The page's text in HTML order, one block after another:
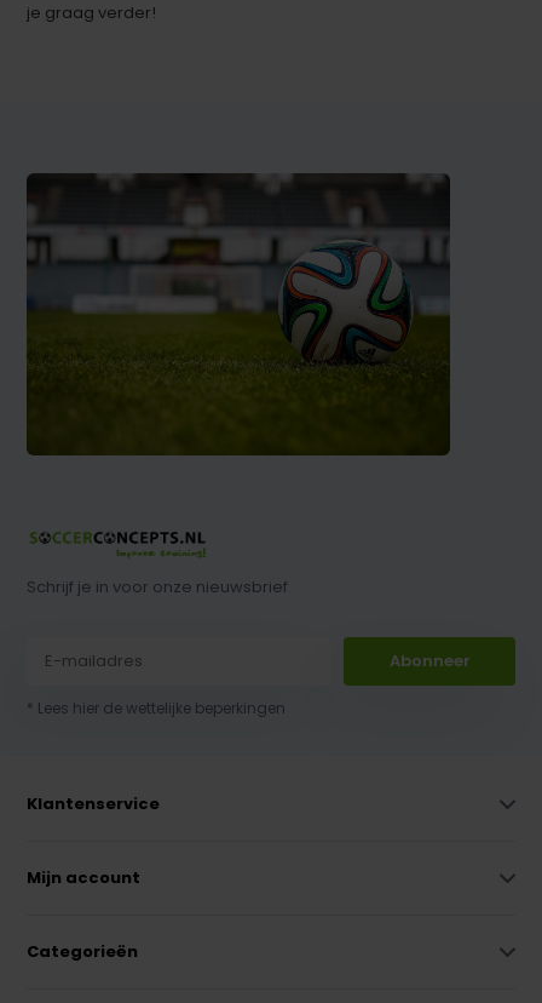
je graag verder!
Schrijf je in voor onze nieuwsbrief
Abonneer
* Lees hier de wettelijke beperkingen
Klantenservice
Mijn account
Categorieën